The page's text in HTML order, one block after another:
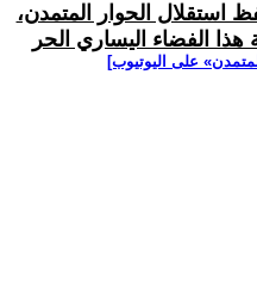
استقلال الحوار المتمدن،
الفضاء اليساري الحر
على اليوتيوب]